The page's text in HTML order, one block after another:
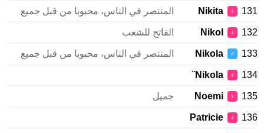
131
♀
Nikita المنتصر في الناس، محبوبا من قبل جميع
132
♀
Nikol الفاتح للشعب
133
♂
Nikola المنتصر في الناس، محبوبا من قبل جميع
134
♀
Nikola¨
135
♀
Noemi جميل
136
♀
Patricie